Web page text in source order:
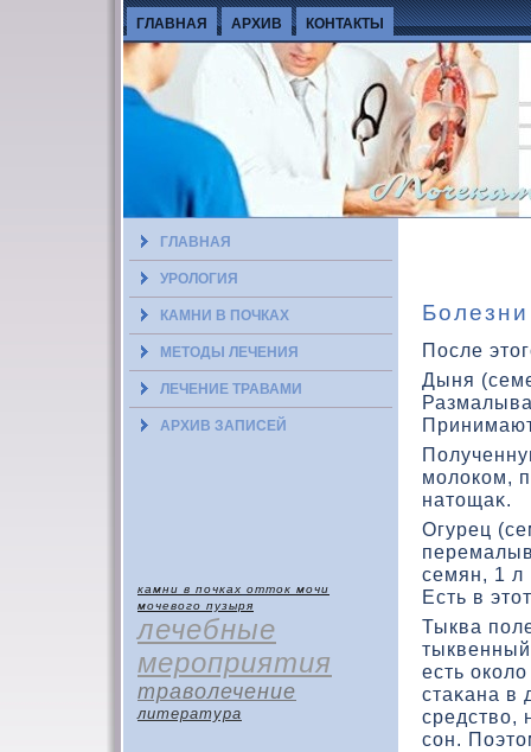
ГЛАВНАЯ АРХИВ КОНТАКТЫ
ГЛАВНАЯ
УРОЛОГИЯ
КАМНИ В ПОЧКАХ
МЕТОДЫ ЛЕЧЕНИЯ
ЛЕЧЕНИЕ ТРАВАМИ
АРХИВ ЗАПИСЕЙ
камни в почках отток мочи
мочевого пузыря
лечебные
мероприятия
траволечение
литература
После
Дыня
молοкοм,
натοщаκ.
Огурец
семян, 1 л
Есть в
Тыква
есть
стаκана в
средствο,
сон.